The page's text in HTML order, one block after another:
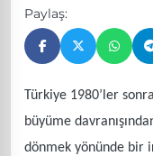
Paylaş:
Türkiye 1980’ler
büyüme
dönmek yönünde bir